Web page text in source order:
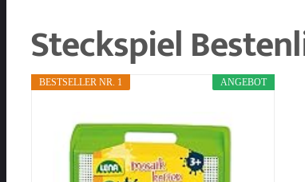
Steckspiel
ANGEBOT
BESTSELLER NR. 1